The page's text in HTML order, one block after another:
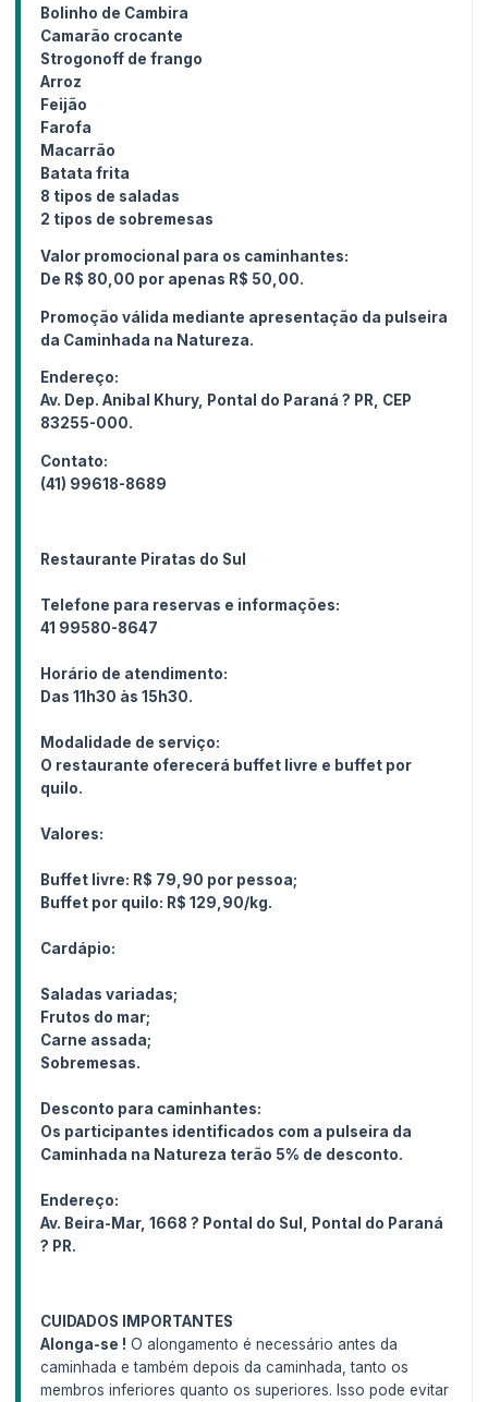
Bolinho de Cambira
Camarão crocante
Strogonoff de frango
Arroz
Feijão
Farofa
Macarrão
Batata frita
8 tipos de saladas
2 tipos de sobremesas
Valor promocional para os caminhantes:
De R$ 80,00 por apenas R$ 50,00.
Promoção válida mediante apresentação da pulseira
da Caminhada na Natureza.
Endereço:
Av. Dep. Anibal Khury, Pontal do Paraná ? PR, CEP
83255-000.
Contato:
(41) 99618-8689
Restaurante Piratas do Sul
Telefone para reservas e informações:
41 99580-8647
Horário de atendimento:
Das 11h30 às 15h30.
Modalidade de serviço:
O restaurante oferecerá buffet livre e buffet por
quilo.
Valores:
Buffet livre: R$ 79,90 por pessoa;
Buffet por quilo: R$ 129,90/kg.
Cardápio:
Saladas variadas;
Frutos do mar;
Carne assada;
Sobremesas.
Desconto para caminhantes:
Os participantes identificados com a pulseira da
Caminhada na Natureza terão 5% de desconto.
Endereço:
Av. Beira-Mar, 1668 ? Pontal do Sul, Pontal do Paraná
? PR.
CUIDADOS IMPORTANTES
Alonga-se ! O alongamento é necessário antes da
caminhada e também depois da caminhada, tanto os
membros inferiores quanto os superiores. Isso pode evitar